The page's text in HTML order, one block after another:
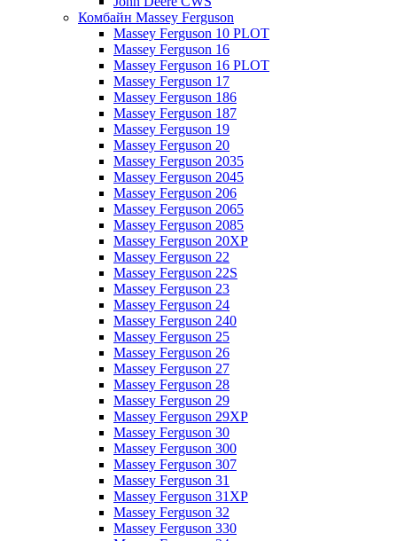
Комбайн Massey Ferguson
Massey Ferguson 10 PLOT
Massey Ferguson 16
Massey Ferguson 16 PLOT
Massey Ferguson 17
Massey Ferguson 186
Massey Ferguson 187
Massey Ferguson 19
Massey Ferguson 20
Massey Ferguson 2035
Massey Ferguson 2045
Massey Ferguson 206
Massey Ferguson 2065
Massey Ferguson 2085
Massey Ferguson 20XP
Massey Ferguson 22
Massey Ferguson 22S
Massey Ferguson 23
Massey Ferguson 24
Massey Ferguson 240
Massey Ferguson 25
Massey Ferguson 26
Massey Ferguson 27
Massey Ferguson 28
Massey Ferguson 29
Massey Ferguson 29XP
Massey Ferguson 30
Massey Ferguson 300
Massey Ferguson 307
Massey Ferguson 31
Massey Ferguson 31XP
Massey Ferguson 32
Massey Ferguson 330